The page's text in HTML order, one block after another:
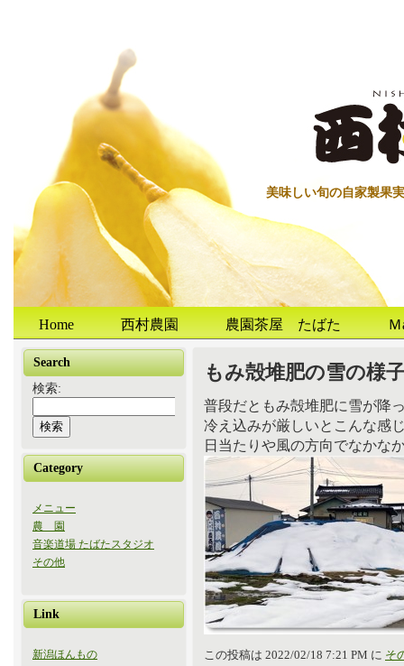
美味しい旬の自家製果
Home 西村農園 農園茶屋 たばた
Search
検索:
Category
メニュー
農 園
音楽道場 たばたスタジオ
その他
Link
新潟ほんもの
もみ殻堆肥の雪の様
普段だともみ殻堆肥に雪が降
冷え込みが厳しいとこんな感
日当たりや風の方向でなかな
この投稿は 2022/02/18 7:21 PM に そ